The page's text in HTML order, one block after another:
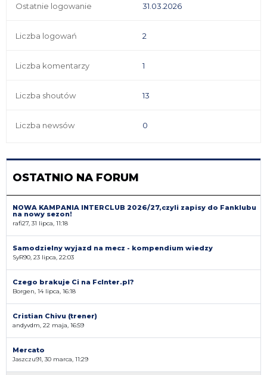
Ostatnie logowanie 31.03.2026
Liczba logowań 2
Liczba komentarzy 1
Liczba shoutów 13
Liczba newsów 0
OSTATNIO NA FORUM
NOWA KAMPANIA INTERCLUB 2026/27,czyli zapisy do Fanklubu
na nowy sezon!
rafi27, 31 lipca, 11:18
Samodzielny wyjazd na mecz - kompendium wiedzy
SyR90, 23 lipca, 22:03
Czego brakuje Ci na FcInter.pl?
Borgen, 14 lipca, 16:18
Cristian Chivu (trener)
andyvdm, 22 maja, 16:59
Mercato
Jaszczu91, 30 marca, 11:29